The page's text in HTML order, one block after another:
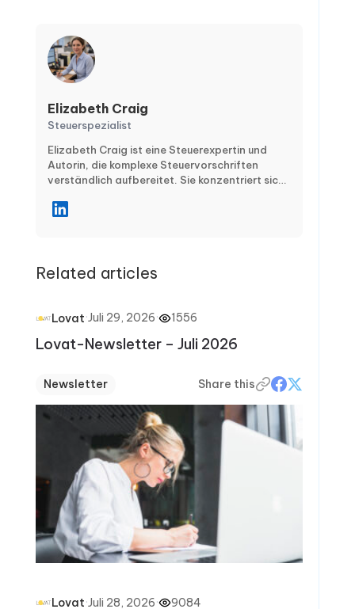
Elizabeth Craig
Steuerspezialist
Elizabeth Craig ist eine Steuerexpertin und
Autorin, die komplexe Steuervorschriften
verständlich aufbereitet. Sie konzentriert sich
Empfehlungen für Privatpersonen und
Schritt-für-Schritt-Artikeln hilft Elizabeth
bleiben und das ganze Jahr über klügere
Related articles
Lovat·Juli 29, 2026· 1556
Lovat-Newsletter – Juli 2026
Newsletter Share this
Lovat·Juli 28, 2026· 9084